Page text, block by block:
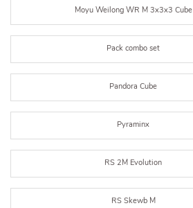
Moyu Weilong WR M 3x3x3 Cube
Pack combo set
Pandora Cube
Pyraminx
RS 2M Evolution
RS Skewb M